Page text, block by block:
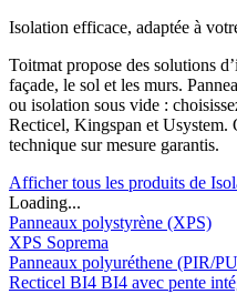
Isolation efficace, adaptée à
Toitmat propose des solutions
façade, le sol et les murs.
ou isolation sous vide :
Recticel, Kingspan et Usystem.
technique sur mesure garantis.
Afficher tous les produits de
Loading...
Panneaux polystyrène (XPS)
XPS Soprema
Panneaux polyuréthene (PIR/
Recticel BI4 BI4 avec pente